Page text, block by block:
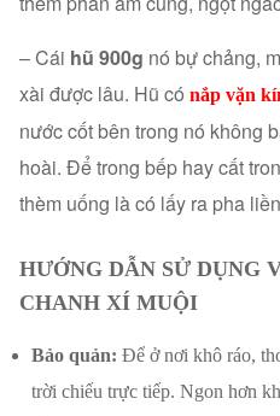
– Cái hũ 900g nó bự chảng,
xài được lâu. Hũ có nắp vặn
nước cốt bên trong nó không
hoài. Để trong bếp hay cất
thèm uống là có lấy ra pha
HƯỚNG DẪN SỬ DỤNG
CHANH XÍ MUỘI
Bảo quản: Để ở nơi khô ráo,
trời chiếu trực tiếp. Ngon hơn